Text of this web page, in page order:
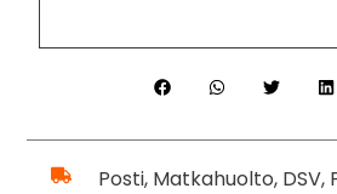
Posti, Matkahuolto,